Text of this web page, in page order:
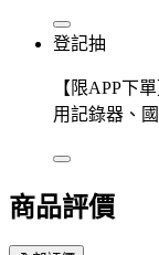
登記抽
【限APP下
用記錄器、
商品評價